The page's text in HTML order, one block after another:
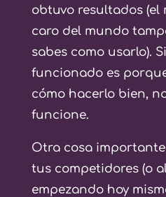
obtuvo resultados (el
caro del mundo
sabes como usarlo).
funcionado es
cómo hacerlo bien,
funcione.
Otra cosa
tus competidores (o
empezando hoy